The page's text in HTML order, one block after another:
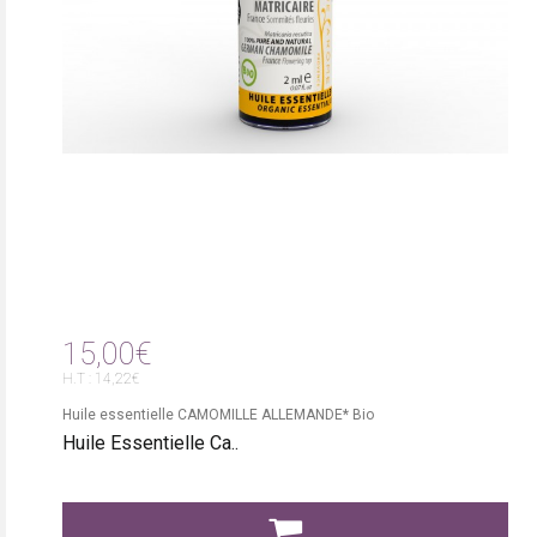
15,00€
H.T : 14,22€
Huile essentielle CAMOMILLE ALLEMANDE* Bio
Huile Essentielle Ca..